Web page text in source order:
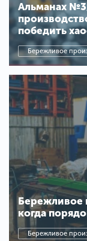
Альманах
победить
Бережливое
Бережливое
когда
Бережливое